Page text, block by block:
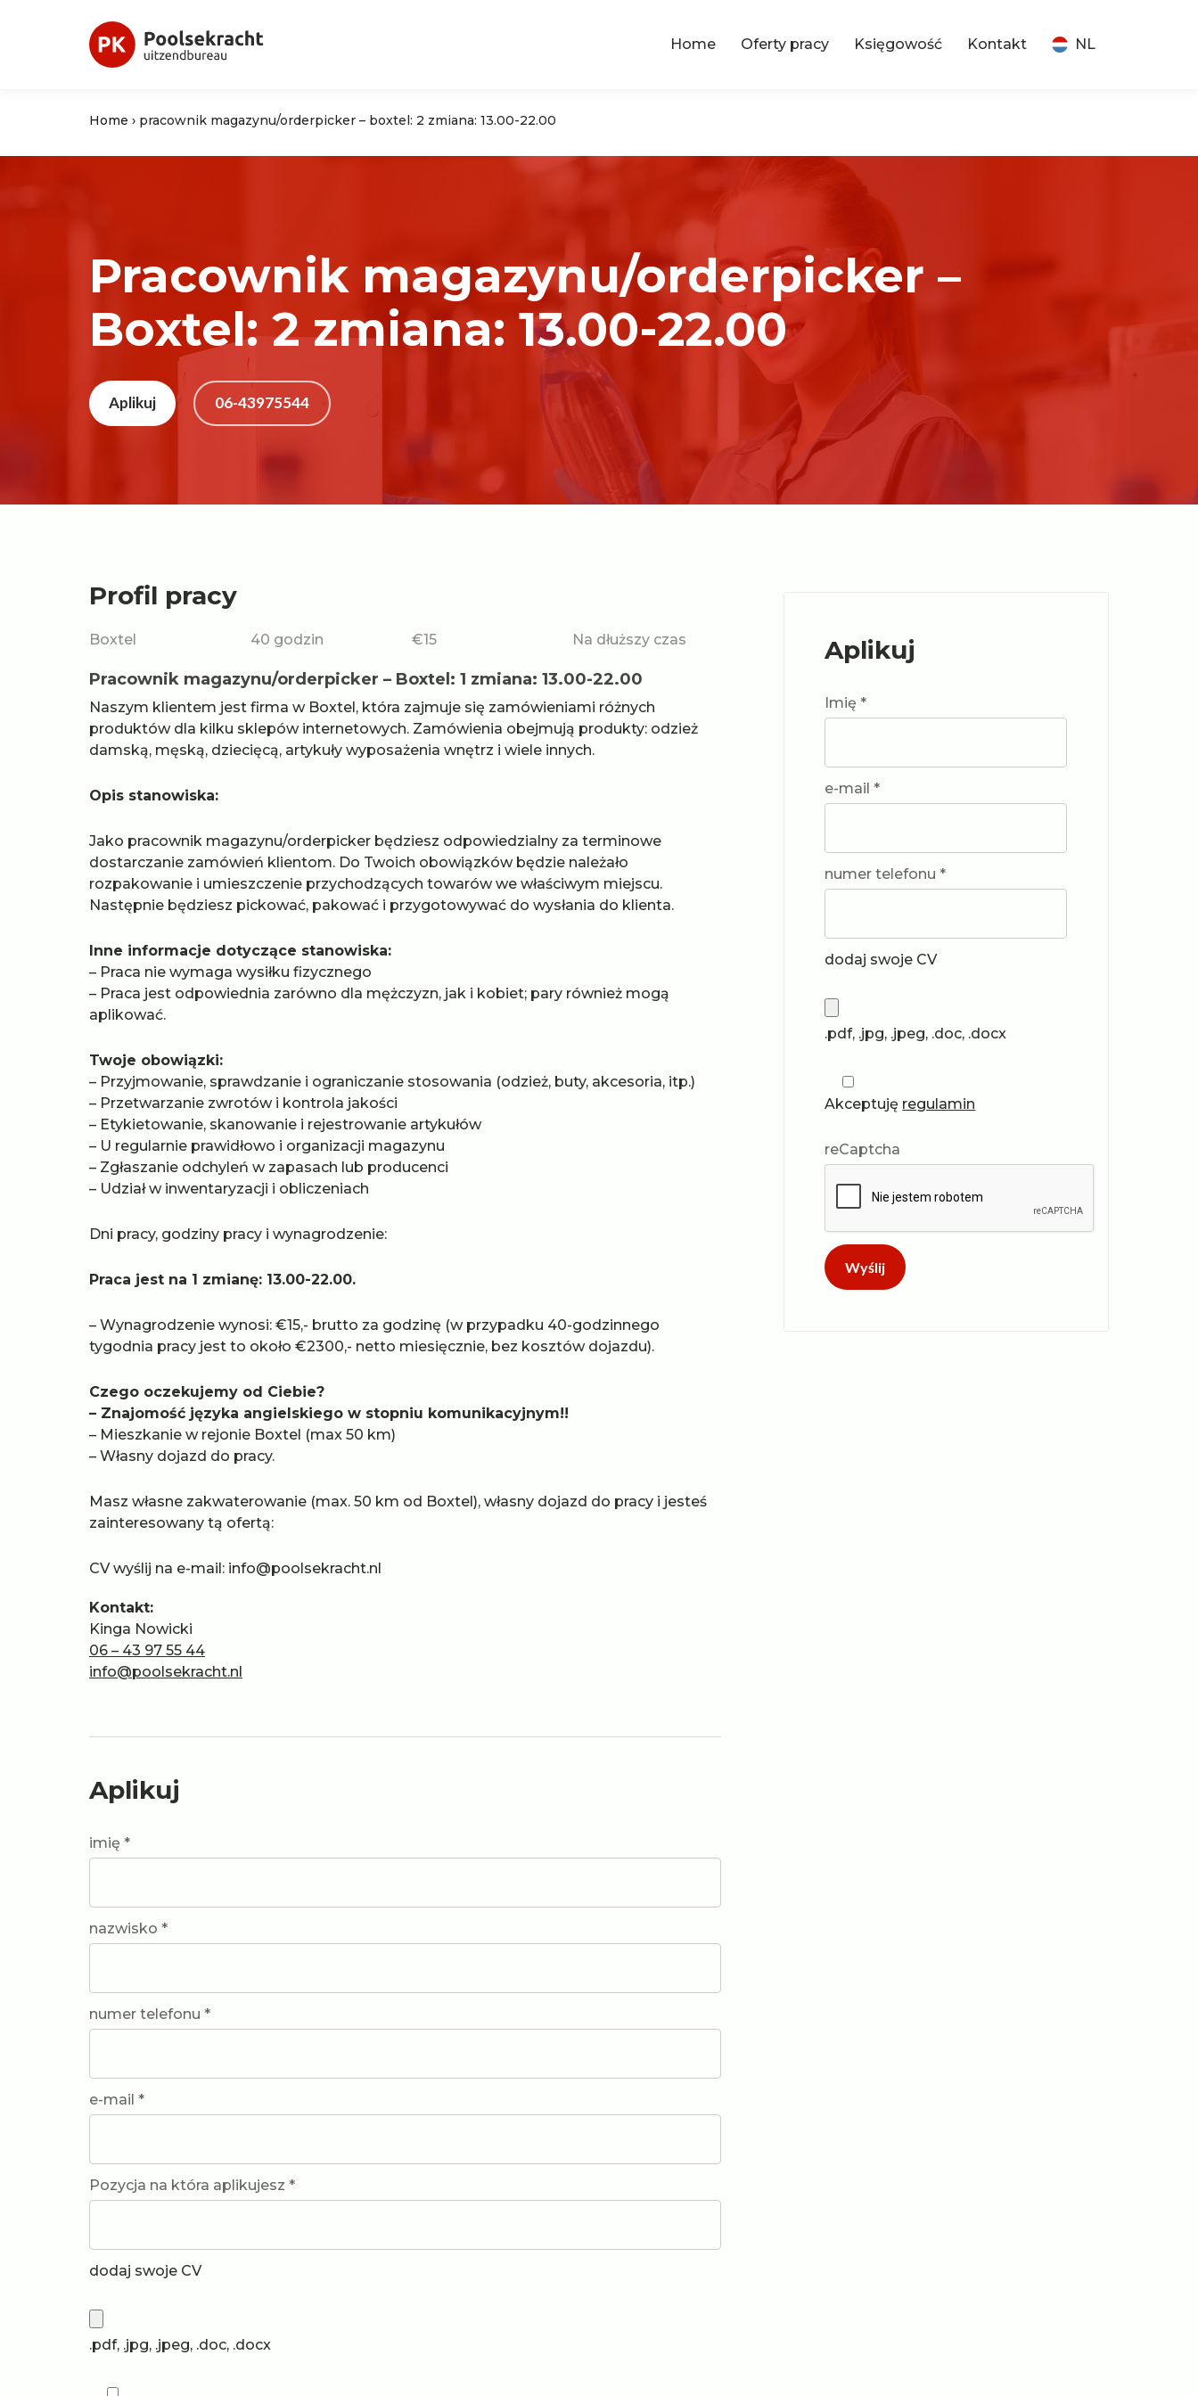
Home Oferty pracy Księgowość Kontakt NL
Home › pracownik magazynu/orderpicker – boxtel: 2 zmiana: 13.00-22.00
Pracownik magazynu/orderpicker –
Boxtel: 2 zmiana: 13.00-22.00
Aplikuj 06-43975544
Profil pracy
Boxtel 40 godzin €15 Na dłuższy czas
Pracownik magazynu/orderpicker – Boxtel: 1 zmiana: 13.00-22.00
Naszym klientem jest firma w Boxtel, która zajmuje się zamówieniami różnych
produktów dla kilku sklepów internetowych. Zamówienia obejmują produkty: odzież
damską, męską, dziecięcą, artykuły wyposażenia wnętrz i wiele innych.
Opis stanowiska:
Jako pracownik magazynu/orderpicker będziesz odpowiedzialny za terminowe
dostarczanie zamówień klientom. Do Twoich obowiązków będzie należało
rozpakowanie i umieszczenie przychodzących towarów we właściwym miejscu.
Następnie będziesz pickować, pakować i przygotowywać do wysłania do klienta.
Inne informacje dotyczące stanowiska:
– Praca nie wymaga wysiłku fizycznego
– Praca jest odpowiednia zarówno dla mężczyzn, jak i kobiet; pary również mogą
aplikować.
Twoje obowiązki:
– Przyjmowanie, sprawdzanie i ograniczanie stosowania (odzież, buty, akcesoria, itp.)
– Przetwarzanie zwrotów i kontrola jakości
– Etykietowanie, skanowanie i rejestrowanie artykułów
– U regularnie prawidłowo i organizacji magazynu
– Zgłaszanie odchyleń w zapasach lub producenci
– Udział w inwentaryzacji i obliczeniach
Dni pracy, godziny pracy i wynagrodzenie:
Praca jest na 1 zmianę: 13.00-22.00.
– Wynagrodzenie wynosi: €15,- brutto za godzinę (w przypadku 40-godzinnego
tygodnia pracy jest to około €2300,- netto miesięcznie, bez kosztów dojazdu).
Czego oczekujemy od Ciebie?
– Znajomość języka angielskiego w stopniu komunikacyjnym!!
– Mieszkanie w rejonie Boxtel (max 50 km)
– Własny dojazd do pracy.
Masz własne zakwaterowanie (max. 50 km od Boxtel), własny dojazd do pracy i jesteś
zainteresowany tą ofertą:
CV wyślij na e-mail: info@poolsekracht.nl
Kontakt:
Kinga Nowicki
06 – 43 97 55 44
info@poolsekracht.nl
Aplikuj
imię *
nazwisko *
numer telefonu *
e-mail *
Pozycja na która aplikujesz *
dodaj swoje CV
.pdf, .jpg, .jpeg, .doc, .docx
Aplikuj
Imię *
e-mail *
numer telefonu *
dodaj swoje CV
.pdf, .jpg, .jpeg, .doc, .docx
Akceptuję regulamin
reCaptcha